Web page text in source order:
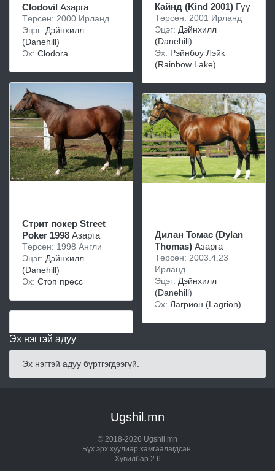
Clodovil Азарга
Төрсөн: 2000 Ирланд
Эцэг: Дэйнхилл
(Danehill)
Эх: Clodora
Стрит покер Street
Poker 1998 Азарга
Төрсөн: 1998 Англи
Эцэг: Дэйнхилл
(Danehill)
Эх: Стоп пресс
Кайнд (Kind 2001) Гүү
Төрсөн: 2001 Ирланд
Эцэг: Дэйнхилл
(Danehill)
Эх: Pэйнбоу Лэйк
(Rainbow Lake)
Дилан Томас (Dylan
Thomas) Азарга
Төрсөн: 2003.4.23
Ирланд
Эцэг: Дэйнхилл
(Danehill)
Эх: Лaгриoн (Lagrion)
Эх нэгтэй адуу
Эх нэгтэй адуу бүртгэгдээгүй.
Ugshil.mn
© 2018-2026 Ugshil.mn
Бүх эрх хуулиар хамгаалагдсан.
Хувилбар 2.6